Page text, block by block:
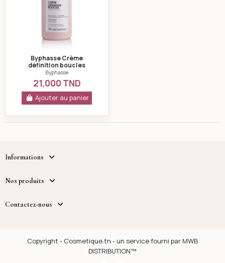
Byphasse Crème
définition boucles
cheveux frisés 250ml
Byphasse
21,000 TND
Ajouter au panier
Informations
Nos produits
Contactez-nous
Copyright - Cosmetique.tn - un service fourni par MWB
DISTRIBUTION™